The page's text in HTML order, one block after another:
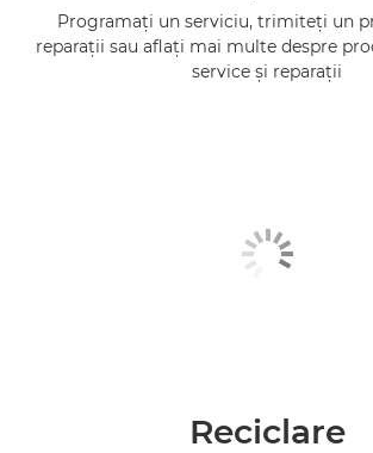
Programaţi un serviciu, trimiteţi un
reparaţii sau aflaţi mai multe despre
service şi reparaţii
Reciclare